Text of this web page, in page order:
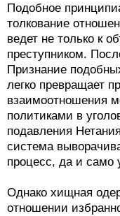
Подобное
толкование
ведет не только к
преступником.
Признание
легко превращает
взаимоотношения
политиками в
подавления
система
процесс, да и само
Однако хищная
отношении